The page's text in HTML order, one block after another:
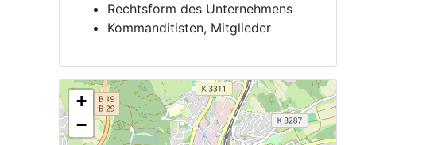
Rechtsform des Unternehmens
Kommanditisten, Mitglieder
+
−